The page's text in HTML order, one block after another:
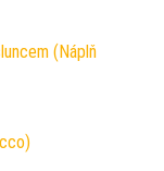
(Náplň